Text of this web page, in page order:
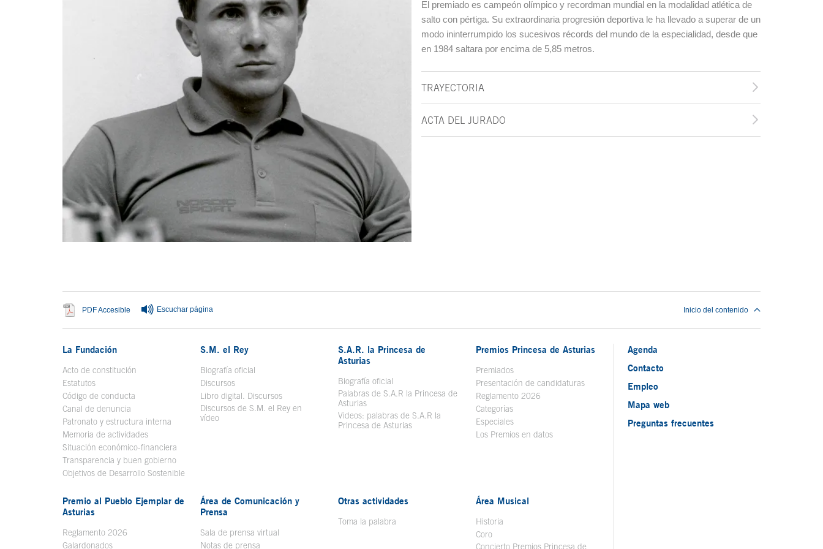
El premiado es campeón olímpico y recordman mundial en la modalidad atlética de
salto con pértiga. Su extraordinaria progresión deportiva le ha llevado a superar de un
modo ininterrumpido los sucesivos récords del mundo de la especialidad, desde que
en 1984 saltara por encima de 5,85 metros.
TRAYECTORIA
ACTA DEL JURADO
PDF Accesible Se abre en ventana nueva
Escuchar página Inicio del contenido
La Fundación
Acto de constitución
Estatutos
Código de conducta
Canal de denuncia
Patronato y estructura interna
Memoria de actividades
Situación económico-financiera
Transparencia y buen gobierno
Objetivos de Desarrollo Sostenible
S.M. el Rey
Biografía oficial
Discursos
Libro digital. DiscursosSe abre en ventana nueva
Discursos de S.M. el Rey en
vídeoSe abre en ventana nueva
S.A.R. la Princesa de
Asturias
Biografía oficial Se abre en ventana nueva
Palabras de S.A.R la Princesa de
Asturias
Videos: palabras de S.A.R la
Princesa de Asturias
Premios Princesa de Asturias
Premiados
Presentación de candidaturas
Reglamento 2026
Categorías
Especiales
Los Premios en datos
Premio al Pueblo Ejemplar de
Asturias
Reglamento 2026
Galardonados
Área de Comunicación y
Prensa
Sala de prensa virtual
Notas de prensa
Otras actividades
Toma la palabra
Área Musical
Historia
Coro
Concierto Premios Princesa de
Agenda
Contacto
Empleo
Mapa web
Preguntas frecuentes